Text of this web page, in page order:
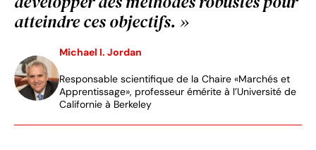
atteindre ces objectifs. »
Michael I. Jordan
Responsable scientifique de la Chaire «Marchés et
Apprentissage», professeur émérite à l’Université de
Californie à Berkeley